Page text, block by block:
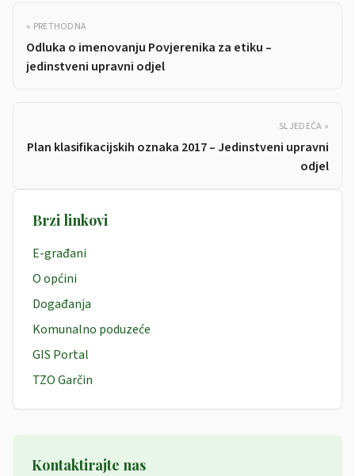
« PRETHODNA
Odluka o imenovanju Povjerenika za etiku –
jedinstveni upravni odjel
SLJEDEĆA »
Plan klasifikacijskih oznaka 2017 – Jedinstveni upravni
odjel
Brzi linkovi
E-građani
O općini
Događanja
Komunalno poduzeće
GIS Portal
TZO Garčin
Kontaktirajte nas